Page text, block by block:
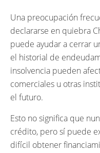
Una preocupación
declararse en quiebra
puede ayudar a cerrar
el historial de
insolvencia pueden
comerciales u otras
el futuro.
Esto no significa que
crédito, pero sí puede
difícil obtener